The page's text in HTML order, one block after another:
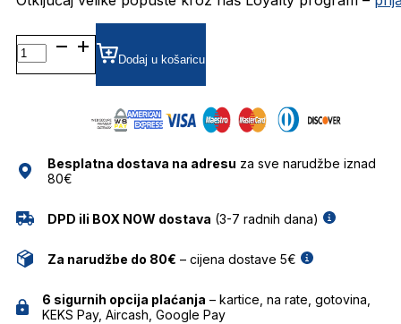
MP
505125
80
O'POLO
količina
Dodaj u košaricu
Besplatna dostava na adresu za sve narudžbe iznad
80€
DPD ili BOX NOW dostava (3-7 radnih dana)
Za narudžbe do 80€ – cijena dostave 5€
6 sigurnih opcija plaćanja – kartice, na rate, gotovina,
KEKS Pay, Aircash, Google Pay